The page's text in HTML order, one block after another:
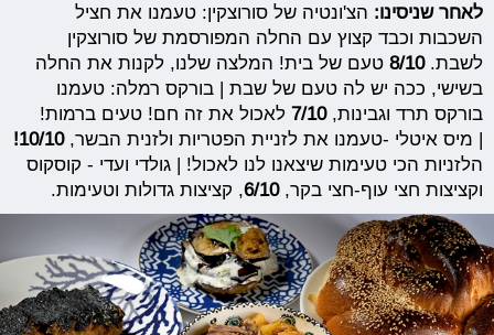
לאחר שניסינו: הצ'ונטיה של סורוצקין: טעמנו את חציל
השכבות וכבד קצוץ עם החלה המפורסמת של סורוצקין
לשבת.8/10 טעם של בית! המלצה שלנו, לקנות את החלה
בשישי, ככה יש לה טעם של שבת | בורקס רמלה: טעמנו
בורקס תרד וגבינות,7/10 לאכול את זה חם! טעים ברמות!
| מיס איטלי -טעמנו את לזניית הפטריות ולזנית הבשר,10/10!
הלזניות הכי טעימות שיצאנו לנו לאכול! | גולדי ועדי - קוסקוס
וקציצות חצי עוף-חצי בקר,6/10, קציצות גדולות וטעימות.